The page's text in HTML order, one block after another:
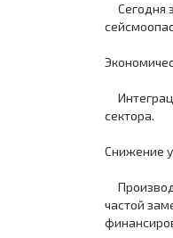
Сегодня
сектора.
Снижение
частой